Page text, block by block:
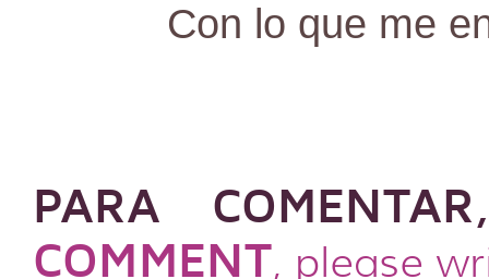
Con lo que me
PARA COMENTAR
COMMENT, please